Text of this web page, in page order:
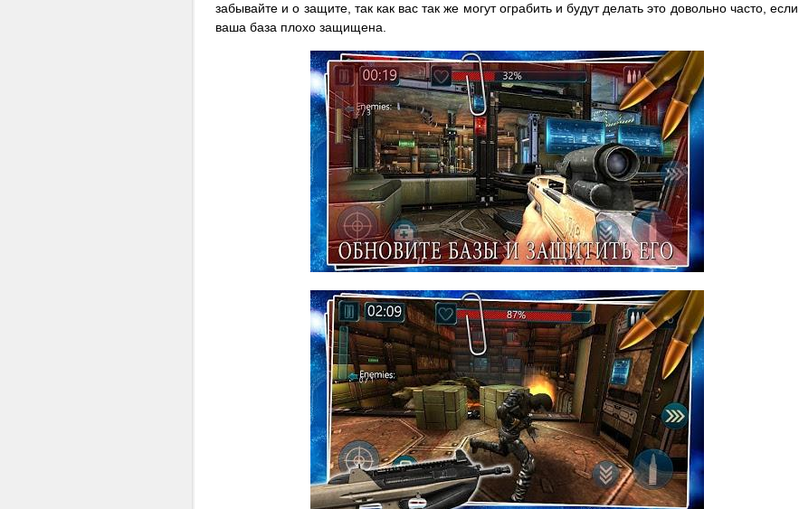
забывайте и о защите, так как вас так же могут ограбить и будут делать это довольно часто, если
ваша база плохо защищена.